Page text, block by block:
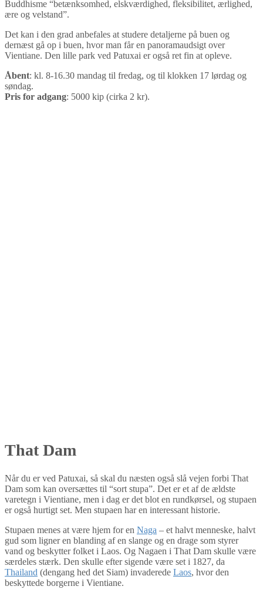
Buddhisme “betænksomhed, elskværdighed, fleksibilitet, ærlighed,
ære og velstand”.
Det kan i den grad anbefales at studere detaljerne på buen og
dernæst gå op i buen, hvor man får en panoramaudsigt over
Vientiane. Den lille park ved Patuxai er også ret fin at opleve.
Åbent: kl. 8-16.30 mandag til fredag, og til klokken 17 lørdag og
søndag.
Pris for adgang: 5000 kip (cirka 2 kr).
That Dam
Når du er ved Patuxai, så skal du næsten også slå vejen forbi That
Dam som kan oversættes til “sort stupa”. Det er et af de ældste
varetegn i Vientiane, men i dag er det blot en rundkørsel, og stupaen
er også hurtigt set. Men stupaen har en interessant historie.
Stupaen menes at være hjem for en Naga – et halvt menneske, halvt
gud som ligner en blanding af en slange og en drage som styrer
vand og beskytter folket i Laos. Og Nagaen i That Dam skulle være
særdeles stærk. Den skulle efter sigende være set i 1827, da
Thailand (dengang hed det Siam) invaderede Laos, hvor den
beskyttede borgerne i Vientiane.